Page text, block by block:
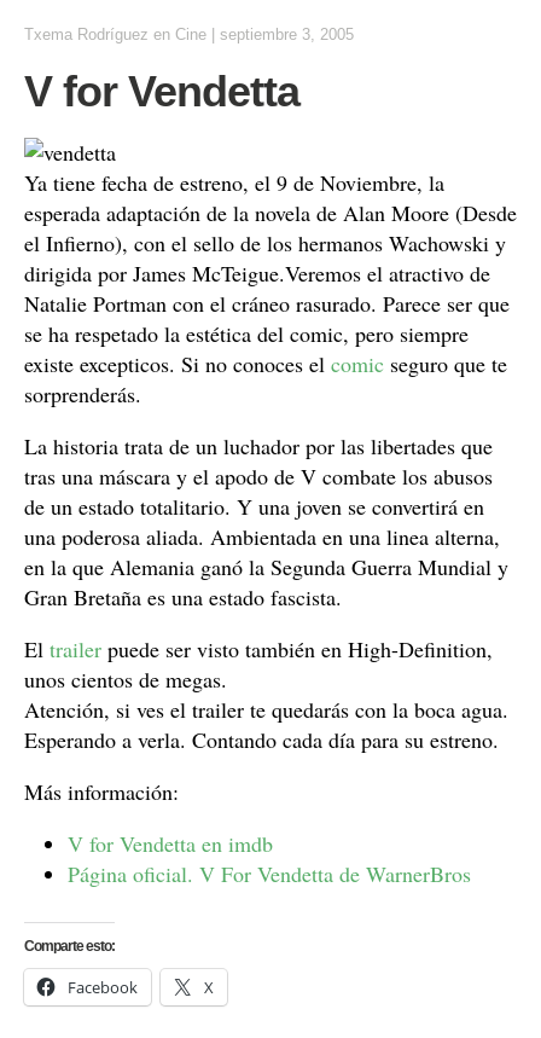
Txema Rodríguez en Cine septiembre 3, 2005
V for Vendetta
Ya tiene fecha de estreno, el 9 de Noviembre, la
esperada adaptación de la novela de Alan Moore (Desde
el Infierno), con el sello de los hermanos Wachowski y
dirigida por James McTeigue.Veremos el atractivo de
Natalie Portman con el cráneo rasurado. Parece ser que
se ha respetado la estética del comic, pero siempre
existe excepticos. Si no conoces el comic seguro que te
sorprenderás.
La historia trata de un luchador por las libertades que
tras una máscara y el apodo de V combate los abusos
de un estado totalitario. Y una joven se convertirá en
una poderosa aliada. Ambientada en una linea alterna,
en la que Alemania ganó la Segunda Guerra Mundial y
Gran Bretaña es una estado fascista.
El trailer puede ser visto también en High-Definition,
unos cientos de megas.
Atención, si ves el trailer te quedarás con la boca agua.
Esperando a verla. Contando cada día para su estreno.
Más información:
V for Vendetta en imdb
Página oficial. V For Vendetta de WarnerBros
Comparte esto:
Facebook X